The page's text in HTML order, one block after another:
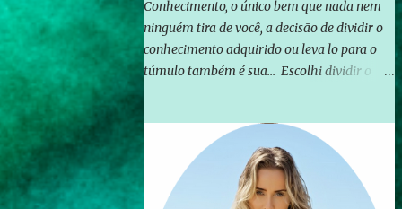
Conhecimento, o único bem que nada nem
ninguém tira de você, a decisão de dividir o
conhecimento adquirido ou leva lo para o
túmulo também é sua... Escolhi dividir o
mais e mais pessoas terem acesso a
educação e ao conhecimento. Não sou
Professor, a mais nobre das profissões, mas
tento ser um empreendedor da